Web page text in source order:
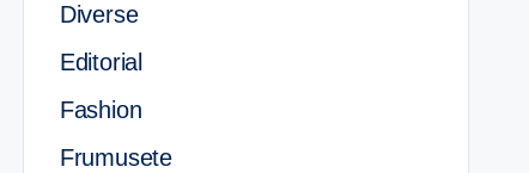
Diverse
Editorial
Fashion
Frumusete